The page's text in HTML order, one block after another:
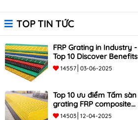
TOP TIN TỨC
FRP Grating in Industry -
Top 10 Discover Benefits
14557 03-06-2025
Top 10 ưu điểm Tấm sàn
grating FRP composite
chống ăn mòn, bền, nhẹ
14503 12-04-2025